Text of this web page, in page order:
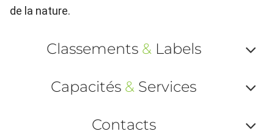
de la nature.
Classements &Labels
ou
Capacités & Services
Contacts